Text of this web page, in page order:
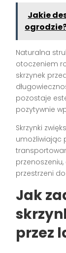
Jakie
Naturalna
otoczeniem
skrzynek
pozostaje
pozytywnie
Skrzynki
umożliwiając
przestrzeni
Jak
przez